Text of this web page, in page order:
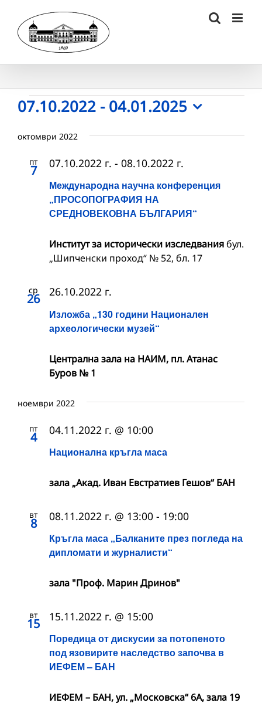
content
Събития
07.10.2022 - 04.01.2025
date.
октомври 2022
пт
7
Международна научна конференция
„ПРОСОПОГРАФИЯ НА
СРЕДНОВЕКОВНА БЪЛГАРИЯ“
07.10.2022 г. - 08.10.2022 г.
Институт за исторически изследваниябул.
„Шипченски проход“ № 52, бл. 17
ср
26
Изложба „130 години Национален
археологически музей“
26.10.2022 г.
Централна зала на НАИМ, пл. Атанас
Буров № 1
ноември 2022
пт
4
Национална кръгла маса
04.11.2022 г. @ 10:00
зала „Акад. Иван Евстратиев Гешов“ БАН
вт
8
Кръгла маса „Балканите прeз погледа на
дипломати и журналисти“
08.11.2022 г. @ 13:00 - 19:00
зала "Проф. Марин Дринов"
вт
15
Поредица от дискусии за потопеното
под язовирите наследство започва в
ИЕФЕМ – БАН
15.11.2022 г. @ 15:00
ИЕФЕМ – БАН, ул. „Московска“ 6А, зала 19